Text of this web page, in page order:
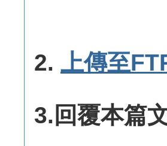
2. 上傳至
3.回覆本篇